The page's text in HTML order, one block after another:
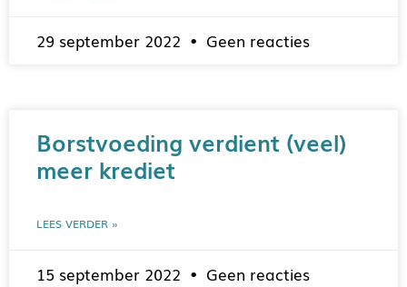
29 september 2022 Geen reacties
Borstvoeding verdient (veel)
meer krediet
LEES VERDER »
15 september 2022 Geen reacties